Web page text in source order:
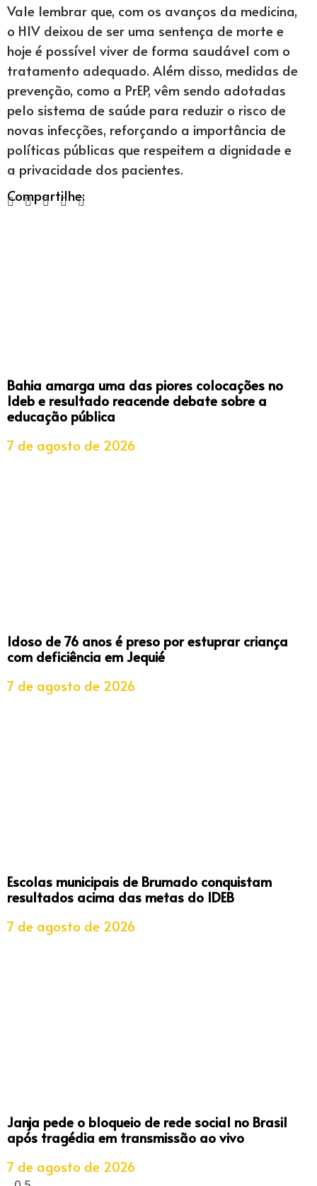
Vale lembrar que, com os avanços da medicina,
o HIV deixou de ser uma sentença de morte e
hoje é possível viver de forma saudável com o
tratamento adequado. Além disso, medidas de
prevenção, como a PrEP, vêm sendo adotadas
pelo sistema de saúde para reduzir o risco de
novas infecções, reforçando a importância de
políticas públicas que respeitem a dignidade e
a privacidade dos pacientes.
Compartilhe:
Bahia amarga uma das piores colocações no
Ideb e resultado reacende debate sobre a
educação pública
7 de agosto de 2026
Idoso de 76 anos é preso por estuprar criança
com deficiência em Jequié
7 de agosto de 2026
Escolas municipais de Brumado conquistam
resultados acima das metas do IDEB
7 de agosto de 2026
Janja pede o bloqueio de rede social no Brasil
após tragédia em transmissão ao vivo
7 de agosto de 2026